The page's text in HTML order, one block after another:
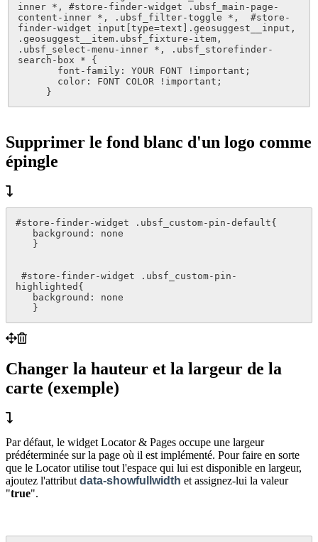
inner *, #store-finder-widget .ubsf_main-page-
content-inner *, .ubsf_filter-toggle *,  #store-
finder-widget input[type=text].geosuggest__input,
.geosuggest__item.ubsf_fixture-item,
.ubsf_select-menu-inner *, .ubsf_storefinder-
search-box * {
font-family: YOUR FONT !important;
color: FONT COLOR !important;
}
Supprimer le fond blanc d'un logo comme
épingle
#store-finder-widget .ubsf_custom-pin-default{
background: none
}
#store-finder-widget .ubsf_custom-pin-
highlighted{
background: none
}
Changer la hauteur et la largeur de la
carte (exemple)
Par défaut, le widget Locator & Pages occupe une largeur
prédéterminée sur la page où il est implémenté. Pour faire en sorte
que le Locator utilise tout l'espace qui lui est disponible en largeur,
ajoutez l'attribut data-showfullwidth et assignez-lui la valeur
"true".